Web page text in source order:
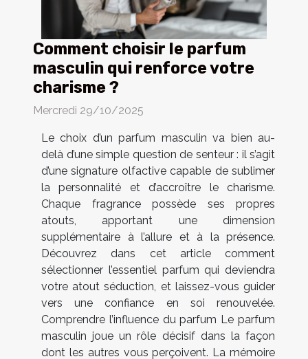
Comment choisir le parfum
masculin qui renforce votre
charisme ?
Mercredi 29/10/2025
Le choix d’un parfum masculin va bien au-
delà d’une simple question de senteur : il s’agit
d’une signature olfactive capable de sublimer
la personnalité et d’accroître le charisme.
Chaque fragrance possède ses propres
atouts, apportant une dimension
supplémentaire à l’allure et à la présence.
Découvrez dans cet article comment
sélectionner l’essentiel parfum qui deviendra
votre atout séduction, et laissez-vous guider
vers une confiance en soi renouvelée.
Comprendre l’influence du parfum Le parfum
masculin joue un rôle décisif dans la façon
dont les autres vous perçoivent. La mémoire